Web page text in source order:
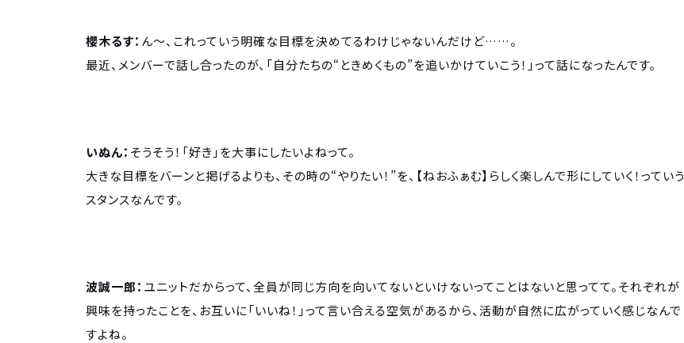
櫻木るす： ん〜、これっていう明確な目標を決めてるわけじゃないんだけど……。
最近、メンバーで話し合ったのが、「自分たちの“ときめくもの”を追いかけていこう！」って話になったんです。
いぬん： そうそう！「好き」を大事にしたいよねって。
大きな目標をバーンと掲げるよりも、その時の“やりたい！”を、【ねおふぁむ】らしく楽しんで形にしていく！っていう
スタンスなんです。
波誠一郎： ユニットだからって、全員が同じ方向を向いてないといけないってことはないと思ってて。それぞれが
興味を持ったことを、お互いに「いいね！」って言い合える空気があるから、活動が自然に広がっていく感じなんで
すよね。